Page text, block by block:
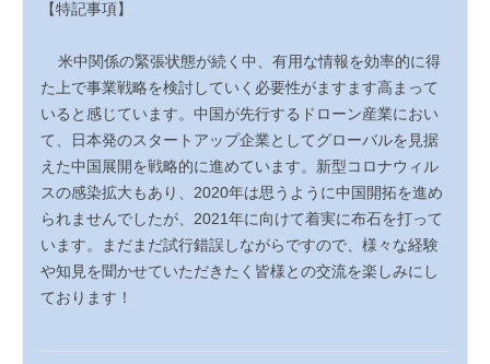
【特記事項】
米中関係の緊張状態が続く中、有用な情報を効率的に得
た上で事業戦略を検討していく必要性がますます高まって
いると感じています。中国が先行するドローン産業におい
て、日本発のスタートアップ企業としてグローバルを見据
えた中国展開を戦略的に進めています。新型コロナウィル
スの感染拡大もあり、2020年は思うように中国開拓を進め
られませんでしたが、2021年に向けて着実に布石を打って
います。まだまだ試行錯誤しながらですので、様々な経験
や知見を聞かせていただきたく皆様との交流を楽しみにし
ております！